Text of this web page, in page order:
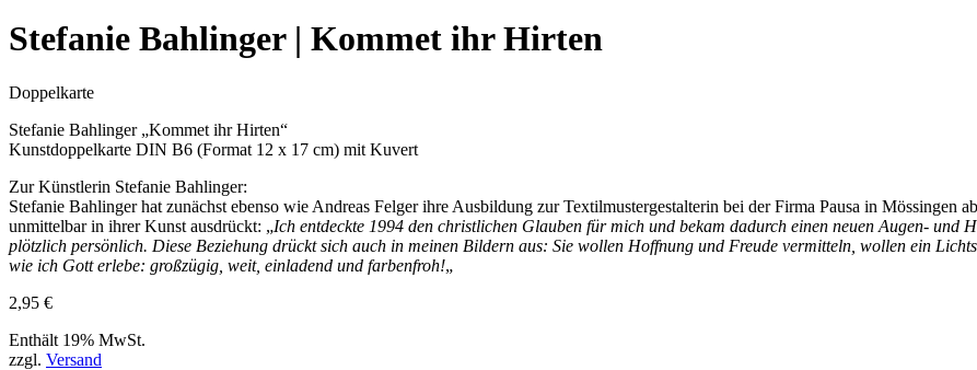
Stefanie Bahlinger | Kommet ihr Hirten
Doppelkarte
Stefanie Bahlinger „Kommet ihr Hirten“
Kunstdoppelkarte DIN B6 (Format 12 x 17 cm) mit Kuvert
Zur Künstlerin Stefanie Bahlinger:
Stefanie Bahlinger hat zunächst ebenso wie Andreas Felger ihre Ausbildung zur Textilmustergestalterin bei der Firma Pausa in Mössingen
unmittelbar in ihrer Kunst ausdrückt: „Ich entdeckte 1994 den christlichen Glauben für mich und bekam dadurch einen neuen Augen- und
plötzlich persönlich. Diese Beziehung drückt sich auch in meinen Bildern aus: Sie wollen Hoffnung und Freude vermitteln, wollen ein
wie ich Gott erlebe: großzügig, weit, einladend und farbenfroh!„
2,95 €
Enthält 19% MwSt.
zzgl. Versand